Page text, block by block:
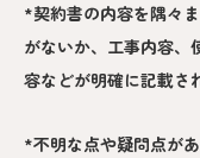
*契約書の内容を隅々
がないか、工事内容、
容などが明確に記載さ
*不明な点や疑問点が